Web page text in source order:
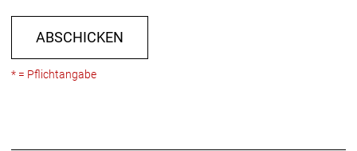
Shimano 105, Flat Mount
Shimano RT70, Center Lock Scheibenaufnahme,
160 mm
ABSCHICKEN
* = Pflichtangabe